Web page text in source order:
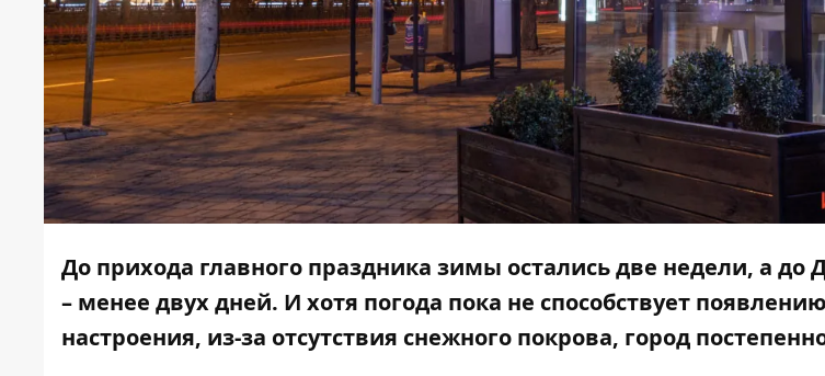
До прихода главного праздника зимы остались две недели, а до
– менее двух дней. И хотя погода пока не способствует
настроения, из-за отсутствия снежного покрова, город